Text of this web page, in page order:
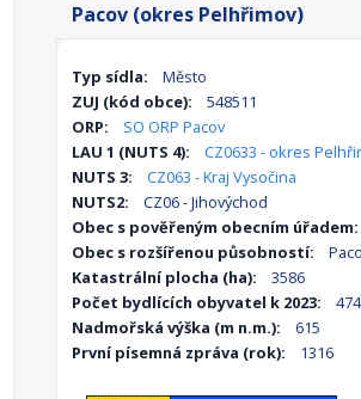
Pacov (okres Pelhřimov)
Typ sídla:
Město
ZUJ (kód obce):
548511
ORP:
SO ORP Pacov
LAU 1 (NUTS 4):
CZ0633 - okres
NUTS 3:
CZ063 - Kraj Vysočina
NUTS2:
CZ06 - Jihovýchod
Obec s pověřeným obecním úřadem:
Obec s rozšířenou působností:
Katastrální plocha (ha):
3586
Počet bydlících obyvatel k 2023:
Nadmořská výška (m n.m.):
615
První písemná zpráva (rok):
1316